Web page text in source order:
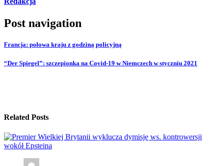
Post navigation
Francja: połowa kraju z godziną policyjną
“Der Spiegel”: szczepionka na Covid-19 w Niemczech w styczniu 2021
Related Posts